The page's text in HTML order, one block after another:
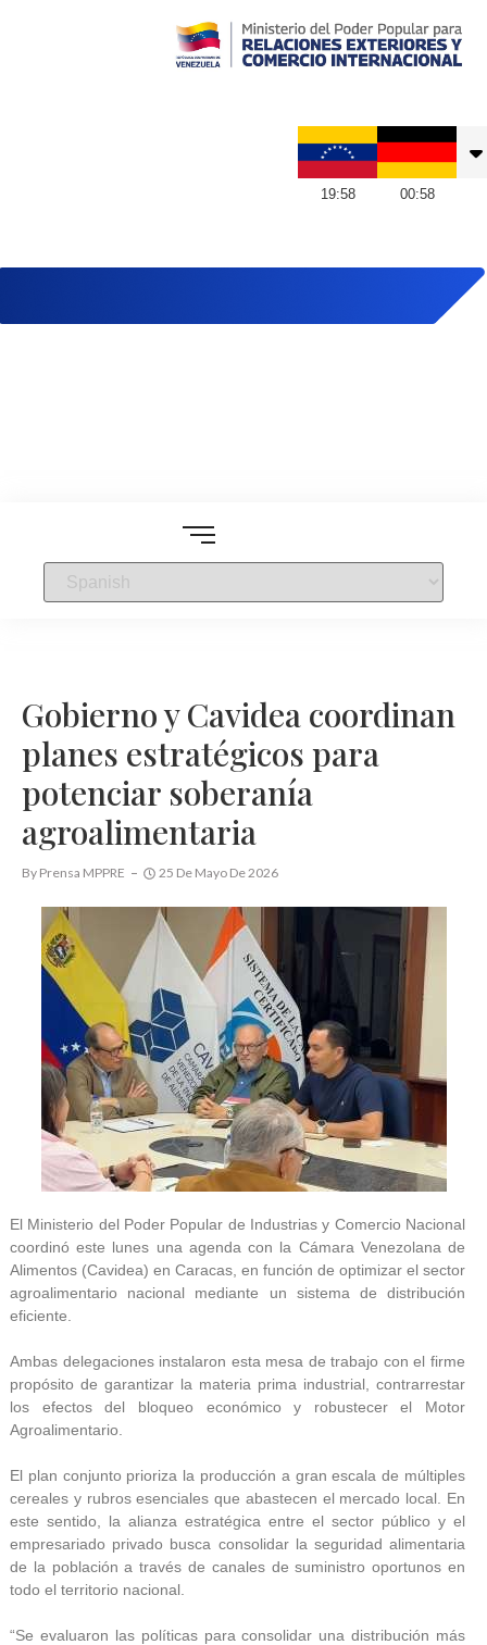
19:58 00:58
Gobierno y Cavidea coordinan
planes estratégicos para
potenciar soberanía
agroalimentaria
By Prensa MPPRE 25 De Mayo De 2026
El Ministerio del Poder Popular de Industrias y Comercio Nacional
coordinó este lunes una agenda con la Cámara Venezolana de
Alimentos (Cavidea) en Caracas, en función de optimizar el sector
agroalimentario nacional mediante un sistema de distribución
eficiente.
Ambas delegaciones instalaron esta mesa de trabajo con el firme
propósito de garantizar la materia prima industrial, contrarrestar
los efectos del bloqueo económico y robustecer el Motor
Agroalimentario.
El plan conjunto prioriza la producción a gran escala de múltiples
cereales y rubros esenciales que abastecen el mercado local. En
este sentido, la alianza estratégica entre el sector público y el
empresariado privado busca consolidar la seguridad alimentaria
de la población a través de canales de suministro oportunos en
todo el territorio nacional.
“Se evaluaron las políticas para consolidar una distribución más